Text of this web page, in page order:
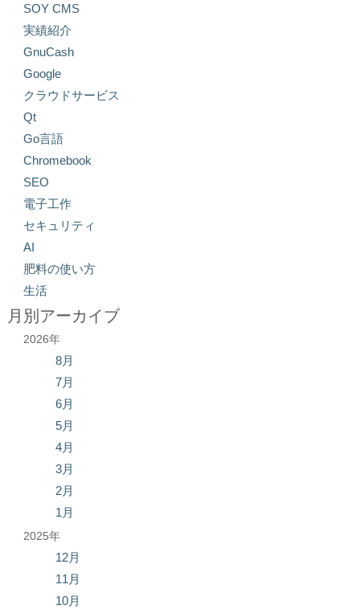
SOY CMS
実績紹介
GnuCash
Google
クラウドサービス
Qt
Go言語
Chromebook
SEO
電子工作
セキュリティ
AI
肥料の使い方
生活
月別アーカイブ
2026年
8月
7月
6月
5月
4月
3月
2月
1月
2025年
12月
11月
10月